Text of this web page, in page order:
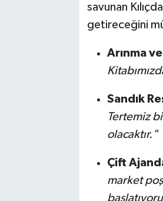
savunan
getireceğini
Arınma
Sandık
Tertemiz
olacaktır."
Çift
market